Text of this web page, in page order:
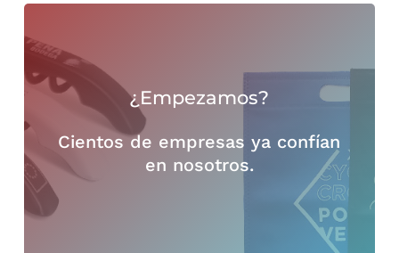
¿Empezamos?
Cientos de empresas ya confían
en nosotros.